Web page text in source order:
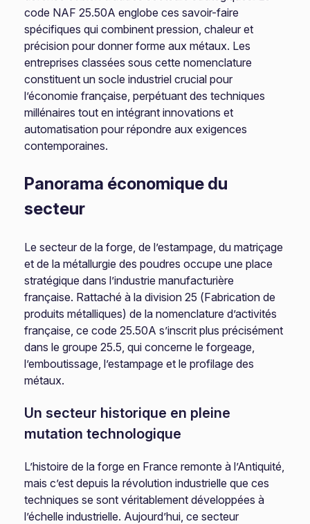
code NAF 25.50A englobe ces savoir-faire
spécifiques qui combinent pression, chaleur et
précision pour donner forme aux métaux. Les
entreprises classées sous cette nomenclature
constituent un socle industriel crucial pour
l’économie française, perpétuant des techniques
millénaires tout en intégrant innovations et
automatisation pour répondre aux exigences
contemporaines.
Panorama économique du
secteur
Le secteur de la forge, de l’estampage, du matriçage
et de la métallurgie des poudres occupe une place
stratégique dans l’industrie manufacturière
française. Rattaché à la division 25 (Fabrication de
produits métalliques) de la nomenclature d’activités
française, ce code 25.50A s’inscrit plus précisément
dans le groupe 25.5, qui concerne le forgeage,
l’emboutissage, l’estampage et le profilage des
métaux.
Un secteur historique en pleine
mutation technologique
L’histoire de la forge en France remonte à l’Antiquité,
mais c’est depuis la révolution industrielle que ces
techniques se sont véritablement développées à
l’échelle industrielle. Aujourd’hui, ce secteur